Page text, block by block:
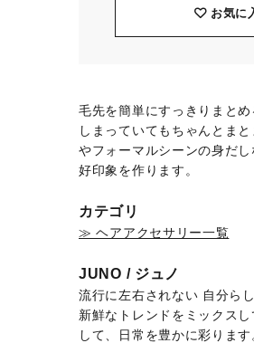
お気に
毛先を簡単にすっきりまと
しまっていてもちゃんとま
やフォーマルシーンの身だ
好印象を作ります。
カテゴリ
≫ ヘアアクセサリー一覧
JUNO / ジュノ
流行に左右されない 自分ら
新鮮なトレンドをミックス
して、日常を豊かに彩りま